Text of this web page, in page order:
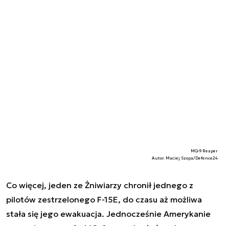
MQ-9 Reaper
Autor. Maciej Szopa/Defence24
Co więcej, jeden ze Żniwiarzy chronił jednego z
pilotów zestrzelonego F-15E, do czasu aż możliwa
stała się jego ewakuacja. Jednocześnie Amerykanie